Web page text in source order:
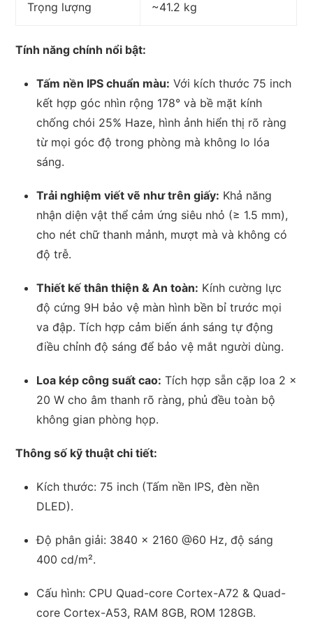
Trọng lượng ~41.2 kg
Tính năng chính nổi bật:
Tấm nền IPS chuẩn màu: Với kích thước 75 inch
kết hợp góc nhìn rộng 178° và bề mặt kính
chống chói 25% Haze, hình ảnh hiển thị rõ ràng
từ mọi góc độ trong phòng mà không lo lóa
sáng.
Trải nghiệm viết vẽ như trên giấy: Khả năng
nhận diện vật thể cảm ứng siêu nhỏ (≥ 1.5 mm),
cho nét chữ thanh mảnh, mượt mà và không có
độ trễ.
Thiết kế thân thiện & An toàn: Kính cường lực
độ cứng 9H bảo vệ màn hình bền bỉ trước mọi
va đập. Tích hợp cảm biến ánh sáng tự động
điều chỉnh độ sáng để bảo vệ mắt người dùng.
Loa kép công suất cao: Tích hợp sẵn cặp loa 2 ×
20 W cho âm thanh rõ ràng, phủ đều toàn bộ
không gian phòng họp.
Thông số kỹ thuật chi tiết:
Kích thước: 75 inch (Tấm nền IPS, đèn nền
DLED).
Độ phân giải: 3840 × 2160 @60 Hz, độ sáng
400 cd/m².
Cấu hình: CPU Quad-core Cortex-A72 & Quad-
core Cortex-A53, RAM 8GB, ROM 128GB.